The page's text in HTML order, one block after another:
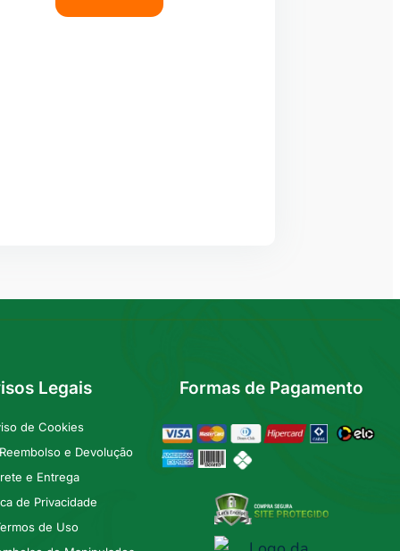
Legais
de Cookies
e Devolução
e Entrega
de Privacidade
de Uso
Formas de Pagamento